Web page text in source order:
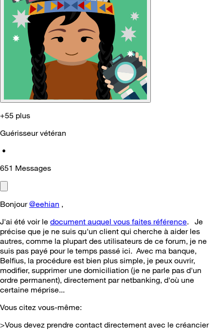
+55 plus
Guérisseur vétéran
•
651 Messages
Bonjour@eehian ,
J'ai été voir le document auquel vous faites référence. Je
précise que je ne suis qu'un client qui cherche à aider les
autres, comme la plupart des utilisateurs de ce forum, je ne
suis pas payé pour le temps passé ici. Avec ma banque,
Belfius, la procédure est bien plus simple, je peux ouvrir,
modifier, supprimer une domiciliation (je ne parle pas d'un
ordre permanent), directement par netbanking, d'où une
certaine méprise...
Vous citez vous-même:
>Vous devez prendre contact directement avec le créancier